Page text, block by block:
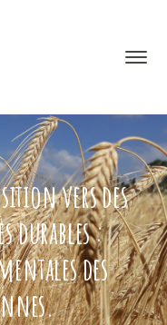
vers des
durables :
des